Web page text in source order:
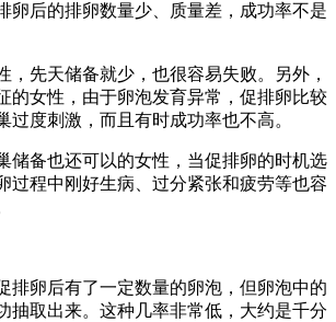
卵后的排卵数量少、质量差，成功率不是
，先天储备就少，也很容易失败。另外，
的女性，由于卵泡发育异常，促排卵比较
过度刺激，而且有时成功率也不高。
储备也还可以的女性，当促排卵的时机选
过程中刚好生病、过分紧张和疲劳等也容
排卵后有了一定数量的卵泡，但卵泡中的
抽取出来。这种几率非常低，大约是千分